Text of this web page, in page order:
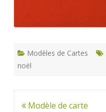
Modèles de Cartes
noël
Navigation
Modèle de carte